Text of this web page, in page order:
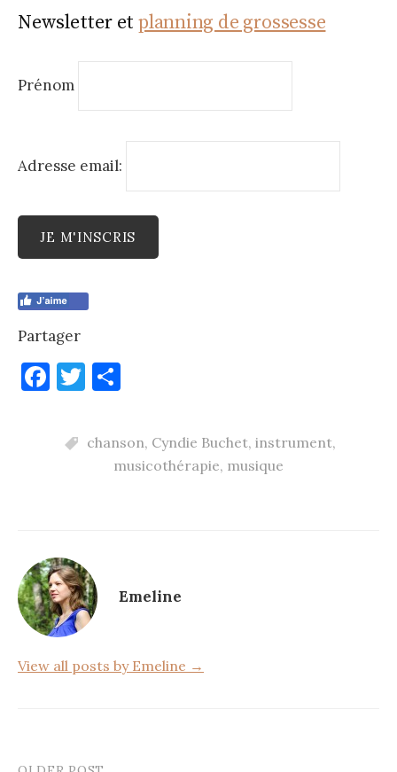
Newsletter et planning de grossesse
Prénom
Adresse email:
Partager
F
k
T
it ta
g
chanson, Cyndie Buchet, instrument,
musicothérapie, musique
Emeline
View all posts by Emeline →